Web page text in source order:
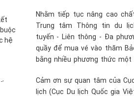
hệ
Nhằm tiếp tục nâng cao
Trung tâm Thông tin du
tuyến - Liên thông - Đa
quầy để mua vé vào thăm
bằng nhiều phương thức một
Cảm ơn sự quan tâm của
lịch (Cục Du lịch Quốc gia